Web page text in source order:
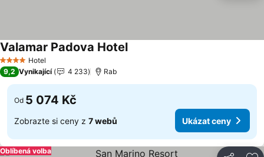
4 Počet hvězdiček
Hotel
Valamar Padova HotelUkázat ceny
9,2 Vynikající 4 233 Rab
Od 5 074 Kč
Zobrazte si ceny z 7 webů Ukázat ceny
Oblíbená volba